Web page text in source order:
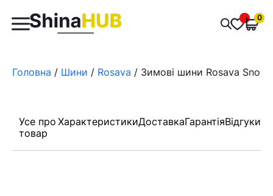
Пошук
товарів
0
Головна / Шини / Rosava / Зимові шини Rosava
Усе про
товар
ХарактеристикиДоставкаГарантіяВідгуки